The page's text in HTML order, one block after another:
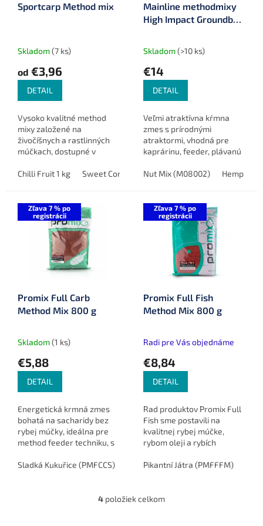
Sportcarp Method mix
Skladom(7 ks)
od €3,96
DETAIL
Vysoko kvalitné method
mixy založené na
živočíšnych a rastlinných
múčkach, dostupné v
príchutiach, ideálne na
Chilli Fruit 1 kg Sweet Corn 1 kg Sweet Corn 2 kg Mulberry
Mainline methodmixy
High Impact Groundbait
Skladom(>10 ks)
€14
DETAIL
Veľmi atraktívna kŕmna
zmes s prírodnými
atraktormi, vhodná pre
kaprárinu, feeder, plávanú
mleté semená, orechy a
Nut Mix (M08002) Hemp Mix
Zľava 7 % po
registrácii
Promix Full Carb
Method Mix 800 g
Skladom(1 ks)
€5,88
DETAIL
Energetická krmná zmes
bohatá na sacharidy bez
rybej múčky, ideálna pre
method feeder techniku, s
kvalitných prísad pre
Sladká Kukuřice (PMFCCS) Česnek Mandle (PMFCFM)
Zľava 7 % po
registrácii
Promix Full Fish
Method Mix 800 g
Radi pre Vás objednáme
€8,84
DETAIL
Rad produktov Promix Full
Fish sme postavili na
kvalitnej rybej múčke,
rybom oleji a rybích
prísadám sme vytvorili
Pikantní Játra (PMFFFM)
O
4 položiek celkom